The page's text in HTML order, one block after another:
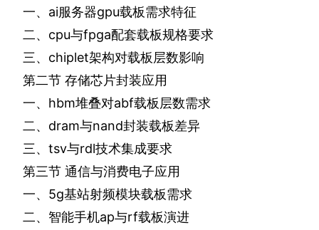
一、 ai服务器gpu载板需求特征
二、 cpu与fpga配套载板规格要求
三、 chiplet架构对载板层数影响
第二节 存储芯片封装应用
一、 hbm堆叠对abf载板层数需求
二、 dram与nand封装载板差异
三、 tsv与rdl技术集成要求
第三节 通信与消费电子应用
一、 5g基站射频模块载板需求
二、智能手机ap与rf载板演进